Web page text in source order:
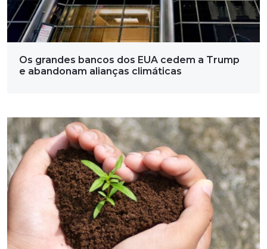
Os grandes bancos dos EUA cedem a Trump
e abandonam alianças climáticas